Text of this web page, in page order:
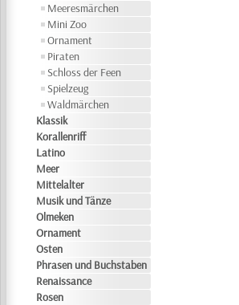
Meeresmärchen
Mini Zoo
Ornament
Piraten
Schloss der Feen
Spielzeug
Waldmärchen
Klassik
Korallenriff
Latino
Meer
Mittelalter
Musik und Tänze
Olmeken
Ornament
Osten
Phrasen und Buchstaben
Renaissance
Rosen